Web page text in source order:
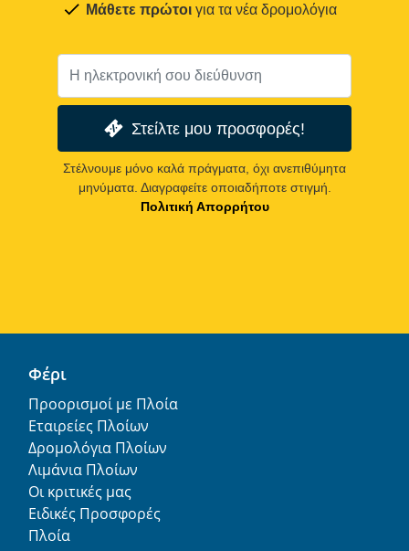
Μάθετε πρώτοι για τα νέα δρομολόγια
Στείλτε μου προσφορές!
Στέλνουμε μόνο καλά πράγματα, όχι ανεπιθύμητα
μηνύματα. Διαγραφείτε οποιαδήποτε στιγμή.
Πολιτική Απορρήτου
Φέρι
Προορισμοί με Πλοία
Εταιρείες Πλοίων
Δρομολόγια Πλοίων
Λιμάνια Πλοίων
Οι κριτικές μας
Ειδικές Προσφορές
Πλοία